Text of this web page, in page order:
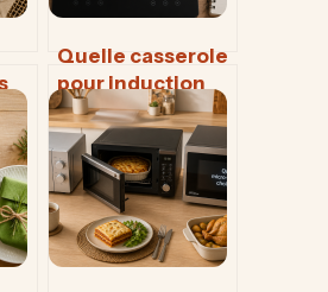
et
Quelle casserole
pour induction
choisir ? 4
critères
techniques pour
une cuisson
maîtrisée